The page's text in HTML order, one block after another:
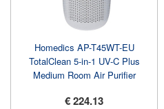
Homedics AP-T45WT-EU
TotalClean 5-in-1 UV-C Plus
Medium Room Air Purifier
€ 224.13